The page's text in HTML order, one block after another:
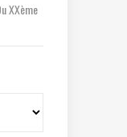
XXème